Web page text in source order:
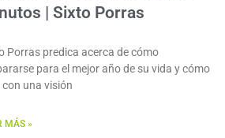
| Sixto Porras
Porras predica acerca de cómo
para el mejor año de su vida y cómo
con una visión
MÁS »